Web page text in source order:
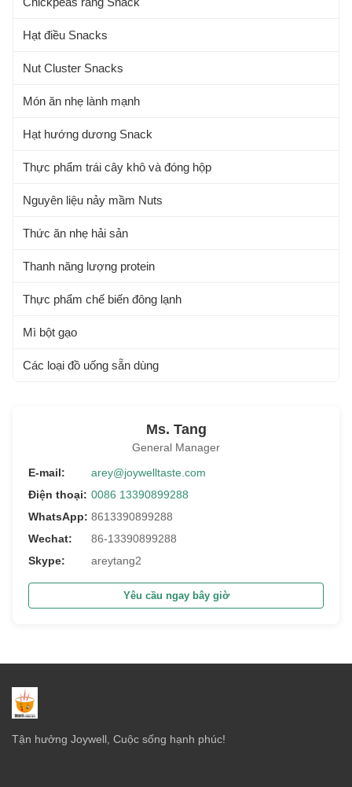
Hạt điều Snacks
Nut Cluster Snacks
Món ăn nhẹ lành mạnh
Hạt hướng dương Snack
Thực phẩm trái cây khô và đóng hộp
Nguyên liệu nảy mầm Nuts
Thức ăn nhẹ hải sản
Thanh năng lượng protein
Thực phẩm chế biến đông lạnh
Mì bột gạo
Các loại đồ uống sẵn dùng
Ms. Tang
General Manager
E-mail:
arey@joywelltaste.com
Điện thoại: 0086 13390899288
WhatsApp: 8613390899288
Wechat:
86-13390899288
Skype:
areytang2
Yêu cầu ngay bây giờ
Tận hưởng Joywell, Cuộc sống hạnh phúc!